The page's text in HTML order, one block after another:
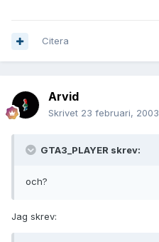
Citera
Arvid
Skrivet 23 februari, 2003
GTA3_PLAYER skrev:
och?
Jag skrev: